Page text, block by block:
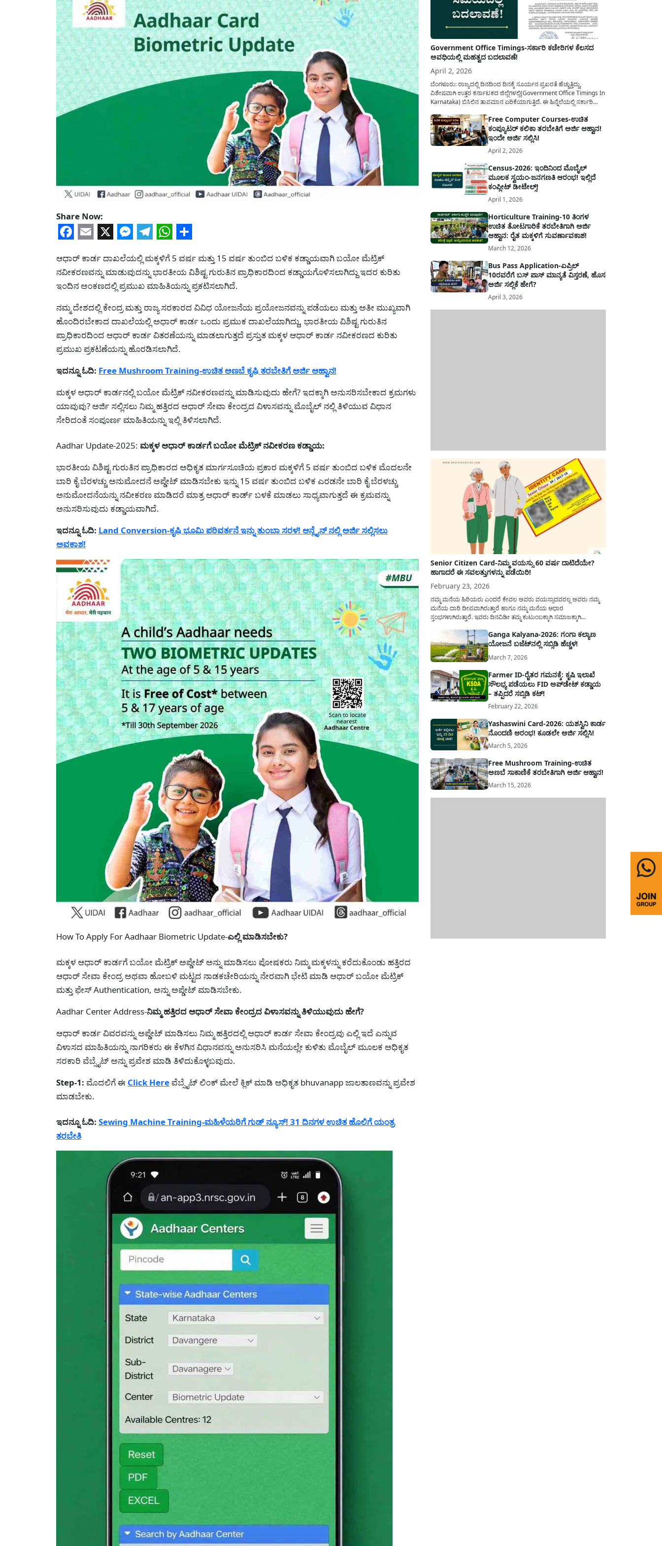
Share Now:
ಆಧಾರ್ ಕಾರ್ಡ ದಾಖಲೆಯಲ್ಲಿ ಮಕ್ಕಳಿಗೆ 5 ವರ್ಷ ಮತ್ತು 15 ವರ್ಷ ತುಂಬಿದ ಬಳಿಕ ಕಡ್ಡಾಯವಾಗಿ ಬಯೋ ಮೆಟ್ರಿಕ್
ನವೀಕರಣವನ್ನು ಮಾಡುವುದನ್ನು ಭಾರತೀಯ ವಿಶಿಷ್ಟ ಗುರುತಿನ ಪ್ರಾಧಿಕಾರದಿಂದ ಕಡ್ಡಾಯಗೊಳಿಸಲಾಗಿದ್ದು ಇದರ ಕುರಿತು
ಇಂದಿನ ಅಂಕಣದಲ್ಲಿ ಪ್ರಮುಖ ಮಾಹಿತಿಯನ್ನು ಪ್ರಕಟಿಸಲಾಗಿದೆ.
ನಮ್ಮ ದೇಶದಲ್ಲಿ ಕೇಂದ್ರ ಮತ್ತು ರಾಜ್ಯ ಸರಕಾರದ ವಿವಿಧ ಯೋಜನೆಯ ಪ್ರಯೋಜನವನ್ನು ಪಡೆಯಲು ಮತ್ತು ಅತೀ ಮುಖ್ಯವಾಗಿ
ಹೊಂದಿರಬೇಕಾದ ದಾಖಲೆಯಲ್ಲಿ ಅಧಾರ್ ಕಾರ್ಡ ಒಂದು ಪ್ರಮುಕ ದಾಖಲೆಯಾಗಿದ್ದು, ಭಾರತೀಯ ವಿಶಿಷ್ಟ ಗುರುತಿನ
ಪ್ರಾಧಿಕಾರದಿಂದ ಆಧಾರ್ ಕಾರ್ಡ ವಿತರಣೆಯನ್ನು ಮಾಡಲಾಗುತ್ತದೆ ಪ್ರಸ್ತುತ ಮಕ್ಕಳ ಆಧಾರ್ ಕಾರ್ಡ ನವೀಕರಣದ ಕುರಿತು
ಪ್ರಮುಖ ಪ್ರಕಟಣೆಯನ್ನು ಹೊರಡಿಸಲಾಗಿದೆ.
ಇದನ್ನೂ ಓದಿ: Free Mushroom Training-ಉಚಿತ ಅಣಬೆ ಕೃಷಿ ತರಬೇತಿಗೆ ಅರ್ಜಿ ಆಹ್ವಾನ!
ಮಕ್ಕಳ ಆಧಾರ್ ಕಾರ್ಡನಲ್ಲಿ ಬಯೋ ಮೆಟ್ರಿಕ್ ನವೀಕರಣವನ್ನು ಮಾಡಿಸುವುದು ಹೇಗೆ? ಇದಕ್ಕಾಗಿ ಅನುಸರಿಸಬೇಕಾದ ಕ್ರಮಗಳು
ಯಾವುವು? ಅರ್ಜಿ ಸಲ್ಲಿಸಲು ನಿಮ್ಮ ಹತ್ತಿರದ ಆಧಾರ್ ಸೇವಾ ಕೇಂದ್ರದ ವಿಳಾಸವನ್ನು ಮೊಬೈಲ್ ನಲ್ಲಿ ತಿಳಿಯುವ ವಿಧಾನ
ಸೇರಿದಂತೆ ಸಂಪೂರ್ಣ ಮಾಹಿತಿಯನ್ನು ಇಲ್ಲಿ ತಿಳಿಸಲಾಗಿದೆ.
Aadhar Update-2025: ಮಕ್ಕಳ ಆಧಾರ್ ಕಾರ್ಡಗೆ ಬಯೋ ಮೆಟ್ರಿಕ್ ನವೀಕರಣ ಕಡ್ಡಾಯ:
ಭಾರತೀಯ ವಿಶಿಷ್ಟ ಗುರುತಿನ ಪ್ರಾಧಿಕಾರದ ಅಧಿಕೃತ ಮಾರ್ಗಸೂಚಿಯ ಪ್ರಕಾರ ಮಕ್ಕಳಿಗೆ 5 ವರ್ಷ ತುಂಬಿದ ಬಳಿಕ ಮೊದಲನೇ
ಬಾರಿ ಕೈ ಬೆರಳಚ್ಚು ಅನುಮೋದನೆ ಅಪ್ಡೇಟ್ ಮಾಡಿಸಬೇಕು ಇನ್ನು 15 ವರ್ಷ ತುಂಬಿದ ಬಳಿಕ ಎರಡನೇ ಬಾರಿ ಕೈ ಬೆರಳಚ್ಚು
ಅನುಮೋದನೆಯನ್ನು ನವೀಕರಣ ಮಾಡಿದರೆ ಮಾತ್ರ ಆಧಾರ್ ಕಾರ್ಡ್ ಬಳಕೆ ಮಾಡಲು ಸಾಧ್ಯವಾಗುತ್ತದೆ ಈ ಕ್ರಮವನ್ನು
ಅನುಸರಿಸುವುದು ಕಡ್ಡಾಯವಾಗಿದೆ.
ಇದನ್ನೂ ಓದಿ: Land Conversion-ಕೃಷಿ ಭೂಮಿ ಪರಿವರ್ತನೆ ಇನ್ನು ತುಂಬಾ ಸರಳ! ಆನ್ಲೈನ್ ನಲ್ಲಿ ಅರ್ಜಿ ಸಲ್ಲಿಸಲು
ಅವಕಾಶ!
How To Apply For Aadhaar Biometric Update-ಎಲ್ಲಿ ಮಾಡಿಸಬೇಕು?
ಮಕ್ಕಳ ಆಧಾರ್ ಕಾರ್ಡಗೆ ಬಯೋ ಮೆಟ್ರಿಕ್ ಅಪ್ಡೇಟ್ ಅನ್ನು ಮಾಡಿಸಲು ಪೋಷಕರು ನಿಮ್ಮ ಮಕ್ಕಳನ್ನು ಕರೆದುಕೊಂಡು ಹತ್ತಿರದ
ಆಧಾರ್ ಸೇವಾ ಕೇಂದ್ರ ಅಥವಾ ಹೋಬಳಿ ಮಟ್ಟದ ನಾಡಕಚೇರಿಯನ್ನು ನೇರವಾಗಿ ಭೇಟಿ ಮಾಡಿ ಆಧಾರ್ ಬಯೋ ಮೆಟ್ರಿಕ್
ಮತ್ತು ಫೇಸ್ Authentication, ಅನ್ನು ಅಪ್ಡೇಟ್ ಮಾಡಿಸಬೇಕು.
Aadhar Center Address-ನಿಮ್ಮ ಹತ್ತಿರದ ಆಧಾರ್ ಸೇವಾ ಕೇಂದ್ರದ ವಿಳಾಸವನ್ನು ತಿಳಿಯುವುದು ಹೇಗೆ?
ಆಧಾರ್ ಕಾರ್ಡ ವಿವರವನ್ನು ಅಪ್ಡೇಟ್ ಮಾಡಿಸಲು ನಿಮ್ಮ ಹತ್ತಿರದಲ್ಲಿ ಆಧಾರ್ ಕಾರ್ಡ ಸೇವಾ ಕೇಂದ್ರವು ಎಲ್ಲಿ ಇದೆ ಎನ್ನುವ
ವಿಳಾಸದ ಮಾಹಿತಿಯನ್ನು ನಾಗರಿಕರು ಈ ಕೆಳಗಿನ ವಿಧಾನವನ್ನು ಅನುಸರಿಸಿ ಮನೆಯಲ್ಲೇ ಕುಳಿತು ಮೊಬೈಲ್ ಮೂಲಕ ಅಧಿಕೃತ
ಸರಕಾರಿ ವೆಬ್ಸೈಟ್ ಅನ್ನು ಪ್ರವೇಶ ಮಾಡಿ ತಿಳಿದುಕೊಳ್ಳಬವುದು.
Step-1: ಮೊದಲಿಗೆ ಈ Click Here ವೆಬ್ಸೈಟ್ ಲಿಂಕ್ ಮೇಲೆ ಕ್ಲಿಕ್ ಮಾಡಿ ಅಧಿಕೃತ bhuvanapp ಜಾಲತಾಣವನ್ನು ಪ್ರವೇಶ
ಮಾಡಬೇಕು.
ಇದನ್ನೂ ಓದಿ: Sewing Machine Training-ಮಹಿಳೆಯರಿಗೆ ಗುಡ್ ನ್ಯೂಸ್! 31 ದಿನಗಳ ಉಚಿತ ಹೊಲಿಗೆ ಯಂತ್ರ
ತರಬೇತಿ
Government Office Timings-ಸರ್ಕಾರಿ ಕಚೇರಿಗಳ ಕೆಲಸದ
ಅವಧಿಯಲ್ಲಿ ಮಹತ್ವದ ಬದಲಾವಣೆ!
April 2, 2026
ಬೆಂಗಳೂರು: ರಾಜ್ಯದಲ್ಲಿ ದಿನದಿಂದ ದಿನಕ್ಕೆ ಸೂರ್ಯನ ಪ್ರಖರತೆ ಹೆಚ್ಚುತ್ತಿದ್ದು,
ವಿಶೇಷವಾಗಿ ಉತ್ತರ ಕರ್ನಾಟಕದ ಜಿಲ್ಲೆಗಳಲ್ಲಿ(Government Office Timings In
Karnataka) ಬಿಸಿಲಿನ ತಾಪಮಾನ ಏರಿಕೆಯಾಗುತ್ತಿದೆ. ಈ ಹಿನ್ನೆಲೆಯಲ್ಲಿ ಸರ್ಕಾರಿ
ಸರ್ಕಾರವು ಮಹತ್ವದ ನಿರ್ಧಾರವೊಂದನ್ನು ಕೈಗೊಂಡಿದೆ. ಕಿತ್ತೂರು ಕರ್ನಾಟಕ ಮತ್ತು
ಕಲ್ಯಾಣ ಕರ್ನಾಟಕದ ಒಟ್ಟು 9 ಜಿಲ್ಲೆಗಳಲ್ಲಿ ಏಪ್ರಿಲ್...
Free Computer Courses-ಉಚಿತ
ಕಂಪ್ಯೂಟರ್ ಕಲಿಕಾ ತರಬೇತಿಗೆ ಅರ್ಜಿ ಆಹ್ವಾನ!
ಇಂದೇ ಅರ್ಜಿ ಸಲ್ಲಿಸಿ!
April 2, 2026
Census-2026: ಇಂದಿನಿಂದ ಮೊಬೈಲ್
ಮೂಲಕ ಸ್ವಯಂ-ಜನಗಣತಿ ಆರಂಭ! ಇಲ್ಲಿದೆ
ಕಂಪ್ಲೀಟ್ ಡೀಟೇಲ್ಸ್!
April 1, 2026
Horticulture Training-10 ತಿಂಗಳ
ಉಚಿತ ತೋಟಗಾರಿಕೆ ತರಬೇತಿಗಾಗಿ ಅರ್ಜಿ
ಆಹ್ವಾನ: ರೈತ ಮಕ್ಕಳಿಗೆ ಸುವರ್ಣಾವಕಾಶ!
March 12, 2026
Bus Pass Application-ಏಪ್ರಿಲ್
10ರವರೆಗೆ ಬಸ್ ಪಾಸ್ ಮಾನ್ಯತೆ ವಿಸ್ತರಣೆ, ಹೊಸ
ಅರ್ಜಿ ಸಲ್ಲಿಕೆ ಹೇಗೆ?
April 3, 2026
Senior Citizen Card-ನಿಮ್ಮ ವಯಸ್ಸು 60 ವರ್ಷ ದಾಟಿದೆಯೇ?
ಹಾಗಾದರೆ ಈ ಸವಲತ್ತುಗಳನ್ನು ಪಡೆಯಿರಿ!
February 23, 2026
ನಮ್ಮ ಮನೆಯ ಹಿರಿಯರು ಎಂದರೆ ಕೇವಲ ಅವರು ವಯಸ್ಸಾದವರಲ್ಲ ಅವರು ನಮ್ಮ
ಮನೆಯ ದಾರಿ ದೀಪವಾಗಿರುತ್ತಾರೆ ಹಾಗೂ ನಮ್ಮ ಮನೆಯ ಆಧಾರ
ಸ್ತಂಭಗಳಾಗಿರುತ್ತಾರೆ. ಇವರು ದಿನವಿಡೀ ತಮ್ಮ ಕುಟುಂಬಕ್ಕಾಗಿ ಸಮಾಜಕ್ಕಾಗಿ
ನೆಮ್ಮದಿಯಿಂದ ಕಳೆಯಬೇಕೆಂಬುದು ಪ್ರತಿಯೊಬ್ಬರ ಕನಸಾಗಿರುತ್ತದೆ ಆದ್ದರಿಂದ
ಸರ್ಕಾರವು ಹಿರಿಯ ನಾಗರಿಕರ ಗುರುತಿನ ಚೀಟಿ...
Ganga Kalyana-2026: ಗಂಗಾ ಕಲ್ಯಾಣ
ಯೋಜನೆ ಬಜೆಟ್‌ನಲ್ಲಿ ಸಬ್ಸಿಡಿ ಹೆಚ್ಚಳ!
March 7, 2026
Farmer ID-ರೈತರ ಗಮನಕ್ಕೆ: ಕೃಷಿ ಇಲಾಖೆ
ಸೌಲಭ್ಯ ಪಡೆಯಲು FID ಅಪ್‌ಡೇಟ್ ಕಡ್ಡಾಯ
– ತಪ್ಪಿದರೆ ಸಬ್ಸಿಡಿ ಕಟ್!
February 22, 2026
Yashaswini Card-2026: ಯಶಸ್ವಿನಿ ಕಾರ್ಡ
ನೊಂದಣಿ ಆರಂಭ! ಕೂಡಲೇ ಅರ್ಜಿ ಸಲ್ಲಿಸಿ!
March 5, 2026
Free Mushroom Training-ಉಚಿತ
ಅಣಬೆ ಸಾಕಾಣಿಕೆ ತರಬೇತಿಗಾಗಿ ಅರ್ಜಿ ಆಹ್ವಾನ!
March 15, 2026